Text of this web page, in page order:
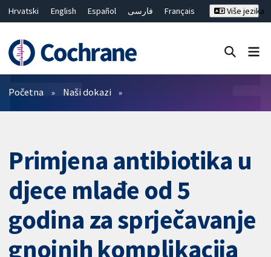
Hrvatski English Español فارسی
Français
繁體中文
简体中文
Više jezika
Prečistači
Početna Naši dokazi
Primjena antibiotika u
djece mlađe od 5
godina za sprječavanje
gnojnih komplikacija